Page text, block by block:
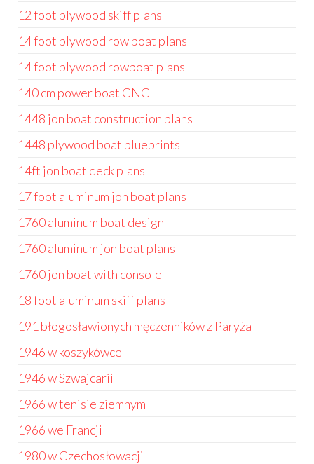
12 foot plywood skiff plans
14 foot plywood row boat plans
14 foot plywood rowboat plans
140 cm power boat CNC
1448 jon boat construction plans
1448 plywood boat blueprints
14ft jon boat deck plans
17 foot aluminum jon boat plans
1760 aluminum boat design
1760 aluminum jon boat plans
1760 jon boat with console
18 foot aluminum skiff plans
191 błogosławionych męczenników z Paryża
1946 w koszykówce
1946 w Szwajcarii
1966 w tenisie ziemnym
1966 we Francji
1980 w Czechosłowacji